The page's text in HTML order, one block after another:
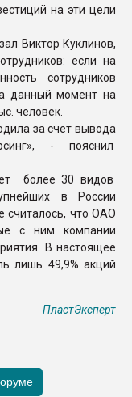
на эти цели
Виктор Куклинов,
если на
сотрудников
данный момент на
человек.
за счет вывода
- пояснил
более 30 видов
в России
считалось, что ОАО
с ним компании
В настоящее
лишь 49,9% акций
ПластЭксперт